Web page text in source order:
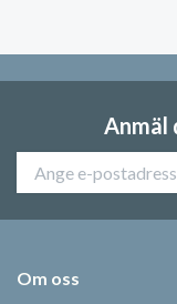
Anmäl
Om oss